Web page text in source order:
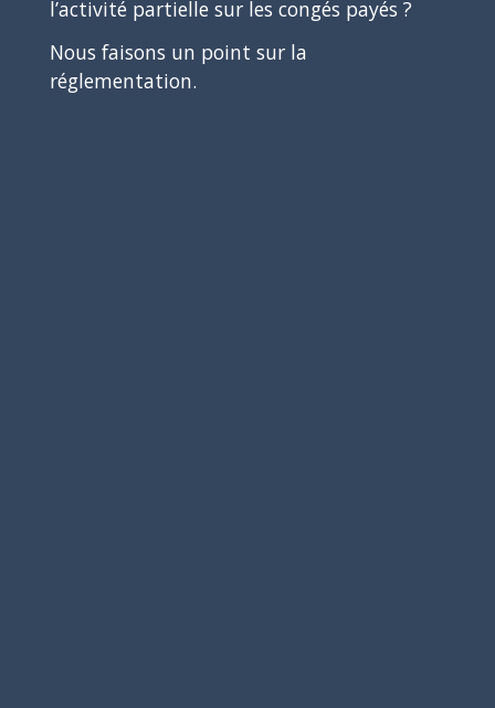
l’activité partielle sur les congés payés ?
Nous faisons un point sur la
réglementation.